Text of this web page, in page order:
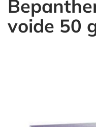
voide 50